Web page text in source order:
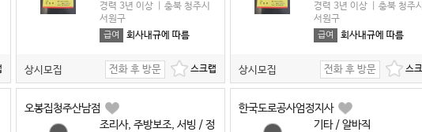
경력 3년 이상
충북 청주시
서원구
급여 회사내규에 따름
상시모집 전화 후 방문
경력 3년 이상
충북 청주시
서원구
급여 회사내규에 따름
상시모집 전화 후 방문
오봉집청주산남점
조리사, 주방보조, 서빙 / 정
한국도로공사엄정지사
기타 / 알바직